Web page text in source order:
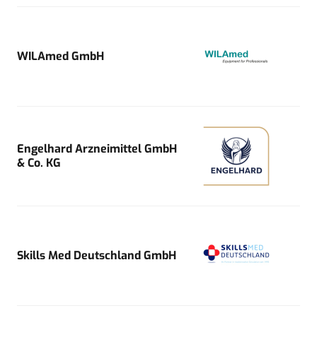
WILAmed GmbH
Engelhard Arzneimittel GmbH
& Co. KG
Skills Med Deutschland GmbH